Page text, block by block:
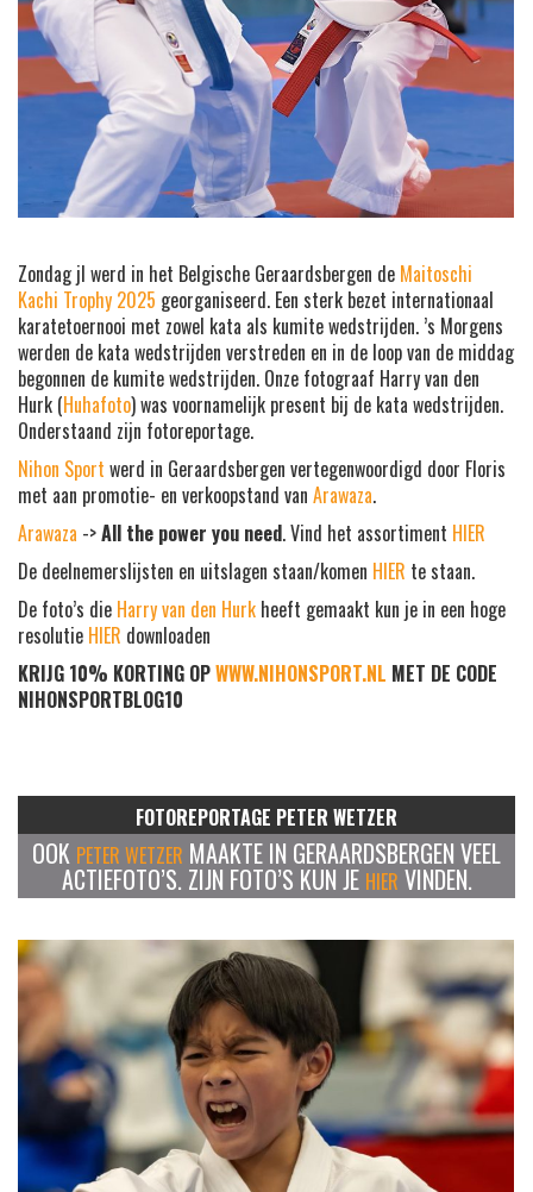
Zondag jl werd in het Belgische Geraardsbergen de Maitoschi
Kachi Trophy 2025 georganiseerd. Een sterk bezet internationaal
karatetoernooi met zowel kata als kumite wedstrijden. ’s Morgens
werden de kata wedstrijden verstreden en in de loop van de middag
begonnen de kumite wedstrijden. Onze fotograaf Harry van den
Hurk (Huhafoto) was voornamelijk present bij de kata wedstrijden.
Onderstaand zijn fotoreportage.
Nihon Sport werd in Geraardsbergen vertegenwoordigd door Floris
met aan promotie- en verkoopstand van Arawaza.
Arawaza ->All the power you need. Vind het assortiment HIER
De deelnemerslijsten en uitslagen staan/komen HIER te staan.
De foto’s die Harry van den Hurk heeft gemaakt kun je in een hoge
resolutie HIER downloaden
KRIJG 10% KORTING OPWWW.NIHONSPORT.NL MET DE CODE
NIHONSPORTBLOG10
FOTOREPORTAGE PETER WETZER
OOK PETER WETZER MAAKTE IN GERAARDSBERGEN VEEL
ACTIEFOTO’S. ZIJN FOTO’S KUN JE HIER VINDEN.